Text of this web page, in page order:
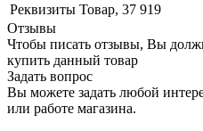
Реквизиты Товар, 37 919
Отзывы
Чтобы писать отзывы, Вы
купить данный товар
Задать вопрос
Вы можете задать любой
или работе магазина.